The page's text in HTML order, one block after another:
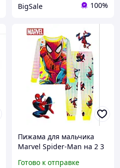
BigSale 100%
Пижама для мальчика
Marvel Spider-Man на 2 3
Готово к отправке